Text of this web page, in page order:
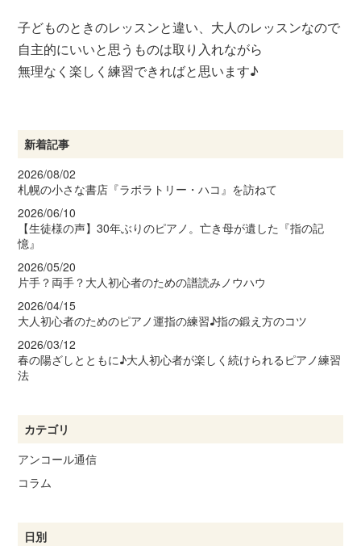
子どものときのレッスンと違い、大人のレッスンなので
自主的にいいと思うものは取り入れながら
無理なく楽しく練習できればと思います♪
新着記事
2026/08/02
札幌の小さな書店『ラボラトリー・ハコ』を訪ねて
2026/06/10
【生徒様の声】30年ぶりのピアノ。亡き母が遺した『指の記
憶』
2026/05/20
片手？両手？大人初心者のための譜読みノウハウ
2026/04/15
大人初心者のためのピアノ運指の練習♪指の鍛え方のコツ
2026/03/12
春の陽ざしとともに♪大人初心者が楽しく続けられるピアノ練習
法
カテゴリ
アンコール通信
コラム
日別